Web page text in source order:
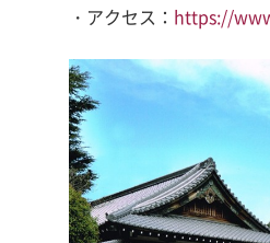
・アクセス： https://